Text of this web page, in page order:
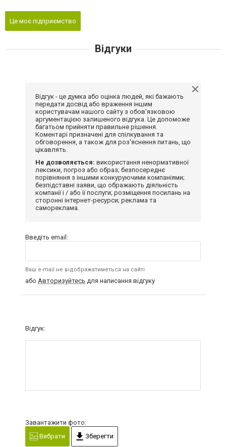
Це моє підприємство
Відгуки
Відгук - це думка або оцінка людей, які бажають
передати досвід або враження іншим
користувачам нашого сайту з обов'язковою
аргументацією залишеного відгука. Це допоможе
багатьом прийняти правильне рішення.
Коментарі призначені для спілкування та
обговорення, а також для роз'яснення питань, що
цікавлять.
Не дозволяється: використання ненормативної
лексики, погроз або образ; безпосереднє
порівняння з іншими конкуруючими компаніями;
безпідставні заяви, що ображають діяльність
компанії і / або її послуги; розміщення посилань на
сторонні інтернет-ресурси; реклама та
самореклама.
Введіть email:
Ваш e-mail не відображатиметься на сайті
або Авторизуйтесь для написання відгуку
Відгук:
Завантажити фото:
Вибрати
Зберегти